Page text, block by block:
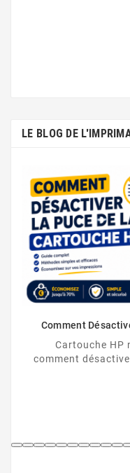
LE BLOG DE
Comment
Cartouche HP
comment